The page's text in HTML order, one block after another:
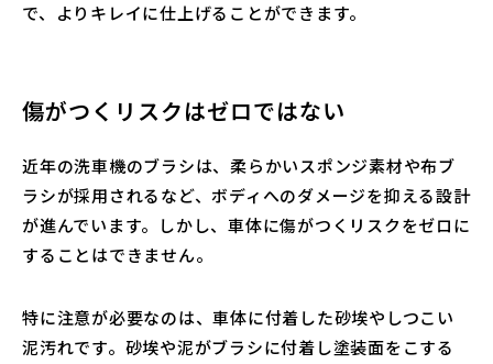
で、よりキレイに仕上げることができます。
傷がつくリスクはゼロではない
近年の洗車機のブラシは、柔らかいスポンジ素材や布ブ
ラシが採用されるなど、ボディへのダメージを抑える設計
が進んでいます。しかし、車体に傷がつくリスクをゼロに
することはできません。
特に注意が必要なのは、車体に付着した砂埃やしつこい
泥汚れです。砂埃や泥がブラシに付着し塗装面をこする